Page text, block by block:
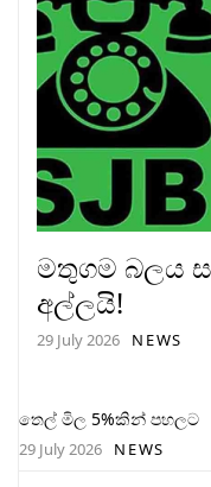
මතුගම බලය
අල්ලයි!
29 July 2026 NEWS
තෙල් මිල 5%කින් පහලට
29 July 2026 NEWS